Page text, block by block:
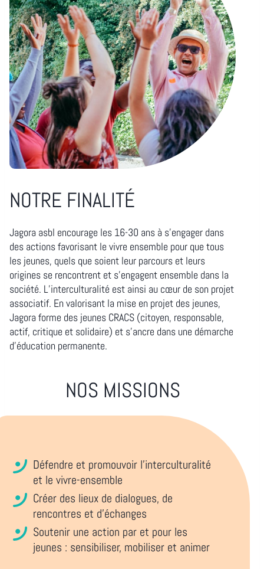
NOTRE FINALITÉ
Jagora asbl encourage les 16-30 ans à s’engager dans
des actions favorisant le vivre ensemble pour que tous
les jeunes, quels que soient leur parcours et leurs
origines se rencontrent et s’engagent ensemble dans la
société. L’interculturalité est ainsi au cœur de son projet
associatif. En valorisant la mise en projet des jeunes,
Jagora forme des jeunes CRACS (citoyen, responsable,
actif, critique et solidaire) et s’ancre dans une démarche
d’éducation permanente.
NOS MISSIONS
Défendre et promouvoir l’interculturalité
et le vivre-ensemble
Créer des lieux de dialogues, de
rencontres et d’échanges
Soutenir une action par et pour les
jeunes : sensibiliser, mobiliser et animer